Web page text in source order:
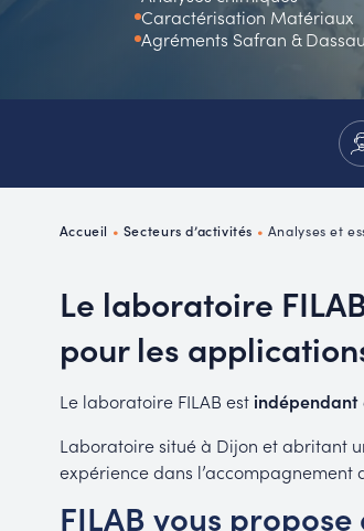
Caractérisation Matériaux
Agréments Safran &
Accueil • Secteurs d’activités • Analyses et
Le laboratoire
pour les
Le laboratoire FILAB est indépendant
Laboratoire situé à Dijon et abritant
expérience dans l’accompagnement
FILAB vous